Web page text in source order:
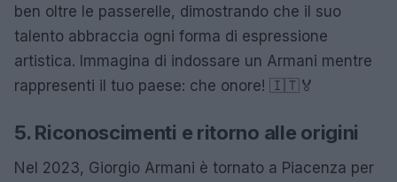
ben oltre le passerelle, dimostrando che il suo
talento abbraccia ogni forma di espressione
artistica. Immagina di indossare un Armani mentre
rappresenti il tuo paese: che onore! 🇮🇹🏅
5. Riconoscimenti e ritorno alle origini
Nel 2023, Giorgio Armani è tornato a Piacenza per